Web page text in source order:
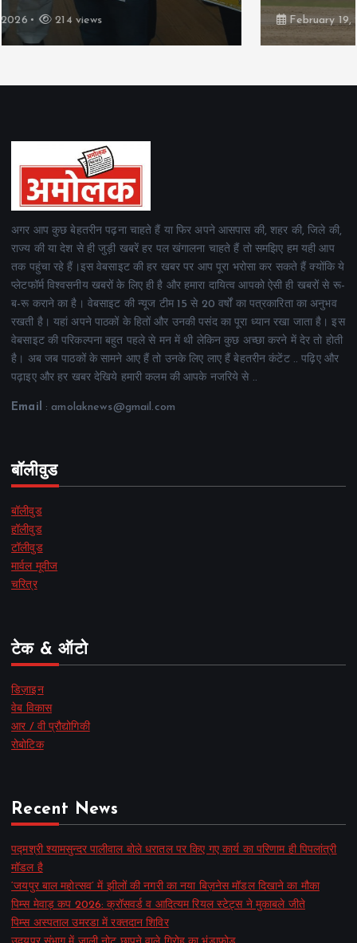
February 19, 2026
अगर आप कुछ बेहतरीन पढ़ना चाहते हैं या फिर अपने आसपास की, शहर की, जिले की,
राज्य की या देश से ही जुड़ी खबरें हर पल खंगालना चाहते हैं तो समझिए हम यही आप
तक पहुंचा रहे हैं।इस वेबसाइट की हर खबर पर आप पूरा भरोसा कर सकते हैं क्योंकि ये
प्लेटफॉर्म विश्वसनीय खबरों के लिए ही है और हमारा दायित्व आपको ऐसी ही खबरों से रू-
ब-रू कराने का है। वेबसाइट की न्यूज टीम 15 से 20 वर्षों का पत्रकारिता का अनुभव
रखती है। यहां अपने पाठकों के हितों और उनकी पसंद का पूरा ध्यान रखा जाता है। इस
वेबसाइट की परिकल्पना बहुत पहले से मन में थी लेकिन कुछ अच्छा करने में देर तो होती
है। अब जब पाठकों के सामने आए हैं तो उनके लिए लाए हैं बेहतरीन कंटेंट .. पढ़िए और
पढ़ाइए और हर खबर देखिये हमारी कलम की आपके नजरिये से ..
Email : amolaknews@gmail.com
बॉलीवुड
बॉलीवुड
हॉलीवुड
टॉलीवुड
मार्वल मूवीज
चरित्र
टेक & ऑटो
डिज़ाइन
वेब विकास
आर / वी प्रौद्योगिकी
रोबोटिक
Recent News
पद्मश्री श्यामसुन्दर पालीवाल बोले धरातल पर किए गए कार्य का परिणाम ही पिपलांत्री
मॉडल है
‘जयपुर बाल महोत्सव’ में झीलों की नगरी का नया बिज़नेस मॉडल दिखाने का मौका
पिम्स मेवाड़ कप 2026: क्रॉसवर्ड व आदित्यम रियल स्टेट्स ने मुकाबले जीते
पिम्स अस्पताल उमरडा में रक्तदान शिविर